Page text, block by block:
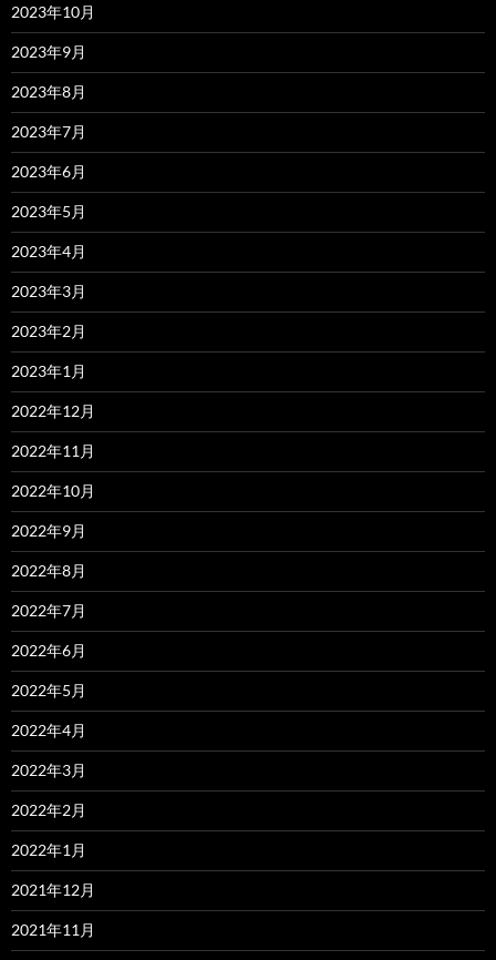
2023年10月
2023年9月
2023年8月
2023年7月
2023年6月
2023年5月
2023年4月
2023年3月
2023年2月
2023年1月
2022年12月
2022年11月
2022年10月
2022年9月
2022年8月
2022年7月
2022年6月
2022年5月
2022年4月
2022年3月
2022年2月
2022年1月
2021年12月
2021年11月